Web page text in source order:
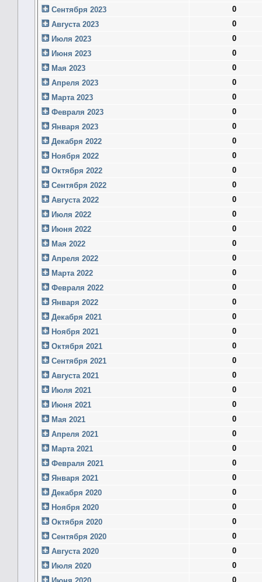
Сентября 2023
0
Августа 2023
0
Июля 2023
0
Июня 2023
0
Мая 2023
0
Апреля 2023
0
Марта 2023
0
Февраля 2023
0
Января 2023
0
Декабря 2022
0
Ноября 2022
0
Октября 2022
0
Сентября 2022
0
Августа 2022
0
Июля 2022
0
Июня 2022
0
Мая 2022
0
Апреля 2022
0
Марта 2022
0
Февраля 2022
0
Января 2022
0
Декабря 2021
0
Ноября 2021
0
Октября 2021
0
Сентября 2021
0
Августа 2021
0
Июля 2021
0
Июня 2021
0
Мая 2021
0
Апреля 2021
0
Марта 2021
0
Февраля 2021
0
Января 2021
0
Декабря 2020
0
Ноября 2020
0
Октября 2020
0
Сентября 2020
0
Августа 2020
0
Июля 2020
0
0